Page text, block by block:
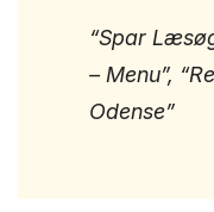
“Spar
– Menu”,
Odense”